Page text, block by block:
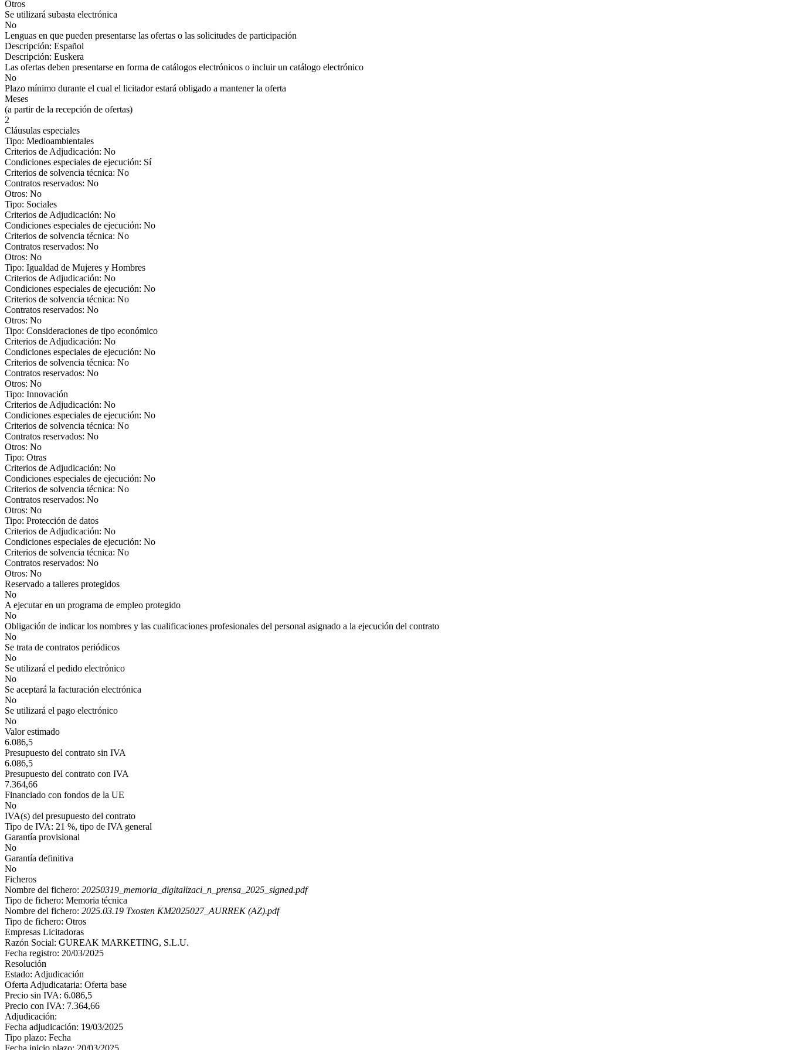
Otros
Se utilizará subasta electrónica
No
Lenguas en que pueden presentarse las ofertas o las solicitudes de participación
Descripción: Español
Descripción: Euskera
Las ofertas deben presentarse en forma de catálogos electrónicos o incluir un catálogo electrónico
No
Plazo mínimo durante el cual el licitador estará obligado a mantener la oferta
Meses
(a partir de la recepción de ofertas)
2
Cláusulas especiales
Tipo: Medioambientales
Criterios de Adjudicación: No
Condiciones especiales de ejecución: Sí
Criterios de solvencia técnica: No
Contratos reservados: No
Otros: No
Tipo: Sociales
Criterios de Adjudicación: No
Condiciones especiales de ejecución: No
Criterios de solvencia técnica: No
Contratos reservados: No
Otros: No
Tipo: Igualdad de Mujeres y Hombres
Criterios de Adjudicación: No
Condiciones especiales de ejecución: No
Criterios de solvencia técnica: No
Contratos reservados: No
Otros: No
Tipo: Consideraciones de tipo económico
Criterios de Adjudicación: No
Condiciones especiales de ejecución: No
Criterios de solvencia técnica: No
Contratos reservados: No
Otros: No
Tipo: Innovación
Criterios de Adjudicación: No
Condiciones especiales de ejecución: No
Criterios de solvencia técnica: No
Contratos reservados: No
Otros: No
Tipo: Otras
Criterios de Adjudicación: No
Condiciones especiales de ejecución: No
Criterios de solvencia técnica: No
Contratos reservados: No
Otros: No
Tipo: Protección de datos
Criterios de Adjudicación: No
Condiciones especiales de ejecución: No
Criterios de solvencia técnica: No
Contratos reservados: No
Otros: No
Reservado a talleres protegidos
No
A ejecutar en un programa de empleo protegido
No
Obligación de indicar los nombres y las cualificaciones profesionales del personal asignado a la ejecución del contrato
No
Se trata de contratos periódicos
No
Se utilizará el pedido electrónico
No
Se aceptará la facturación electrónica
No
Se utilizará el pago electrónico
No
Valor estimado
6.086,5
Presupuesto del contrato sin IVA
6.086,5
Presupuesto del contrato con IVA
7.364,66
Financiado con fondos de la UE
No
IVA(s) del presupuesto del contrato
Tipo de IVA: 21 %, tipo de IVA general
Garantía provisional
No
Garantía definitiva
No
Ficheros
Nombre del fichero: 20250319_memoria_digitalizaci_n_prensa_2025_signed.pdf
Tipo de fichero: Memoria técnica
Nombre del fichero: 2025.03.19 Txosten KM2025027_AURREK (AZ).pdf
Tipo de fichero: Otros
Empresas Licitadoras
Razón Social: GUREAK MARKETING, S.L.U.
Fecha registro: 20/03/2025
Resolución
Estado: Adjudicación
Oferta Adjudicataria: Oferta base
Precio sin IVA: 6.086,5
Precio con IVA: 7.364,66
Adjudicación:
Fecha adjudicación: 19/03/2025
Tipo plazo: Fecha
Fecha inicio plazo: 20/03/2025